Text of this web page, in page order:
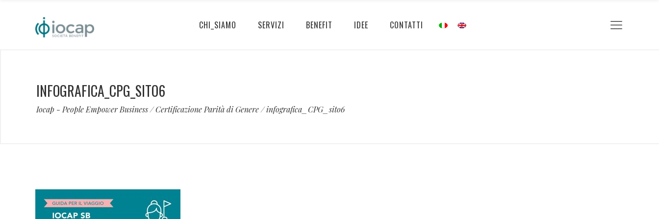
CHI_SIAMO SERVIZI BENEFIT IDEE CONTATTI
INFOGRAFICA_CPG_SITO6
Iocap - People Empower Business/Certificazione Parità di Genere/infografica_CPG_sito6